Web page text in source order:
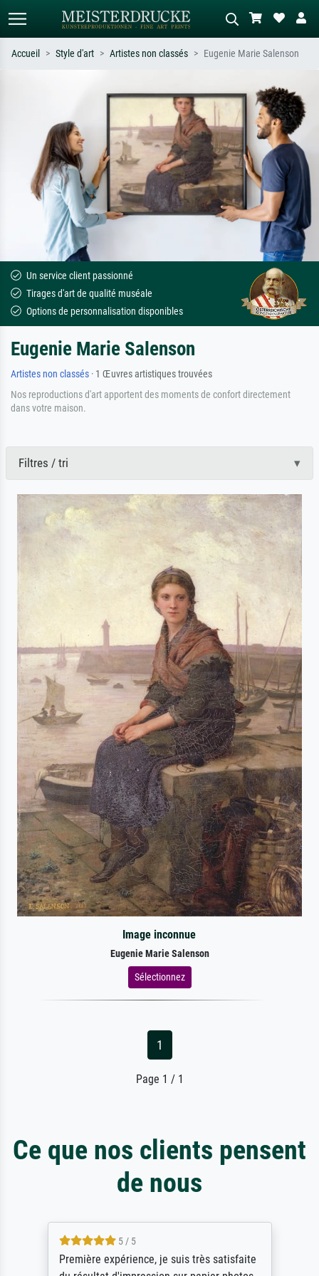
ex. Monet, Nuit étoilée,
impressionnisme, vague de Hokusai,
nu.
Décrivez la scène – ex. prairie verte,
abstrait avec beaucoup de rouge,
tableau sombre, nu debout près d'un
arbre.
Accueil Style d'art Artistes non classés Eugenie Marie Salenson
Un service client passionné
Tirages d'art de qualité muséale
Options de personnalisation disponibles
Eugenie Marie Salenson
Artistes non classés · 1 Œuvres artistiques trouvées
Nos reproductions d'art apportent des moments de confort directement
dans votre maison.
Filtres / tri
Image inconnue
Eugenie Marie Salenson
Sélectionnez
1
Page 1 / 1
Ce que nos clients pensent
de nous
expérience, je suis très satisfaite